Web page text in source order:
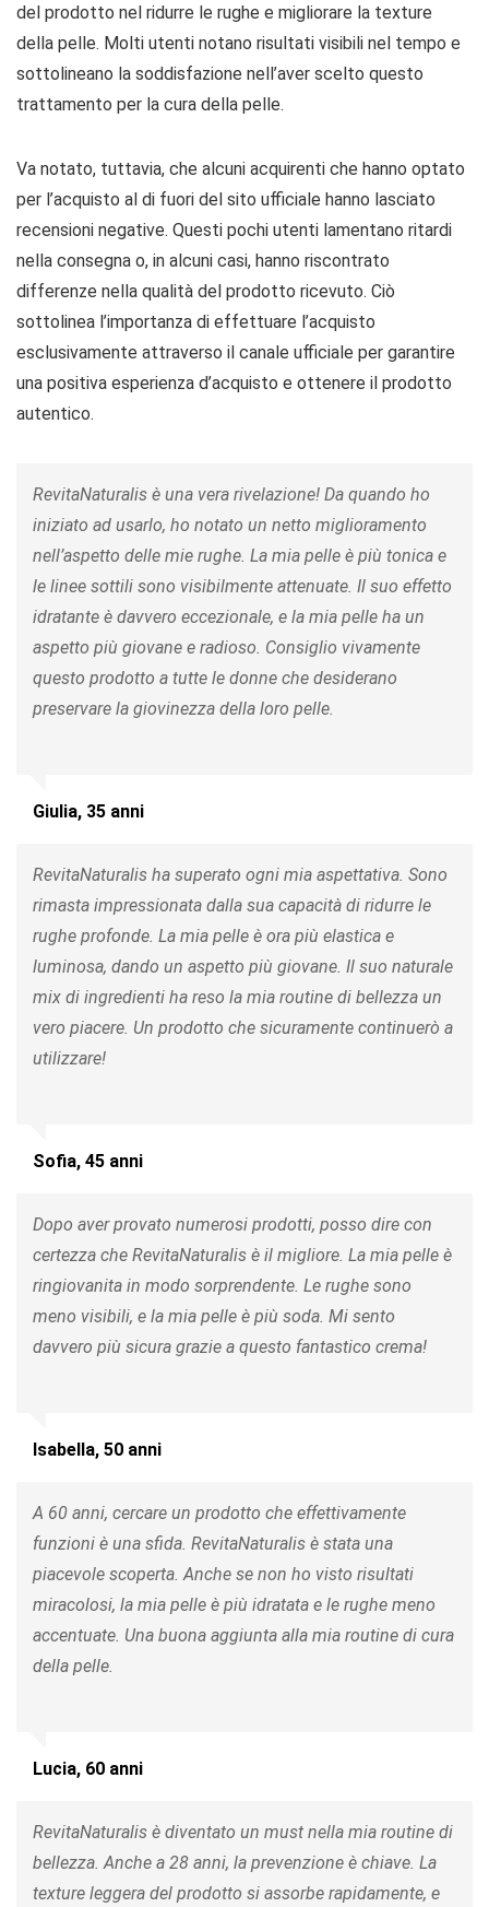
del prodotto nel ridurre le rughe e migliorare la texture
della pelle. Molti utenti notano risultati visibili nel tempo e
sottolineano la soddisfazione nell’aver scelto questo
trattamento per la cura della pelle.
Va notato, tuttavia, che alcuni acquirenti che hanno optato
per l’acquisto al di fuori del sito ufficiale hanno lasciato
recensioni negative. Questi pochi utenti lamentano ritardi
nella consegna o, in alcuni casi, hanno riscontrato
differenze nella qualità del prodotto ricevuto. Ciò
sottolinea l’importanza di effettuare l’acquisto
esclusivamente attraverso il canale ufficiale per garantire
una positiva esperienza d’acquisto e ottenere il prodotto
autentico.
RevitaNaturalis è una vera rivelazione! Da quando ho
iniziato ad usarlo, ho notato un netto miglioramento
nell’aspetto delle mie rughe. La mia pelle è più tonica e
le linee sottili sono visibilmente attenuate. Il suo effetto
idratante è davvero eccezionale, e la mia pelle ha un
aspetto più giovane e radioso. Consiglio vivamente
questo prodotto a tutte le donne che desiderano
preservare la giovinezza della loro pelle.
Giulia, 35 anni
RevitaNaturalis ha superato ogni mia aspettativa. Sono
rimasta impressionata dalla sua capacità di ridurre le
rughe profonde. La mia pelle è ora più elastica e
luminosa, dando un aspetto più giovane. Il suo naturale
mix di ingredienti ha reso la mia routine di bellezza un
vero piacere. Un prodotto che sicuramente continuerò a
utilizzare!
Sofia, 45 anni
Dopo aver provato numerosi prodotti, posso dire con
certezza che RevitaNaturalis è il migliore. La mia pelle è
ringiovanita in modo sorprendente. Le rughe sono
meno visibili, e la mia pelle è più soda. Mi sento
davvero più sicura grazie a questo fantastico crema!
Isabella, 50 anni
A 60 anni, cercare un prodotto che effettivamente
funzioni è una sfida. RevitaNaturalis è stata una
piacevole scoperta. Anche se non ho visto risultati
miracolosi, la mia pelle è più idratata e le rughe meno
accentuate. Una buona aggiunta alla mia routine di cura
della pelle.
Lucia, 60 anni
RevitaNaturalis è diventato un must nella mia routine di
bellezza. Anche a 28 anni, la prevenzione è chiave. La
texture leggera del prodotto si assorbe rapidamente, e